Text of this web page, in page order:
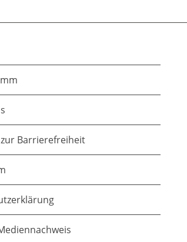
Barrierefreiheit